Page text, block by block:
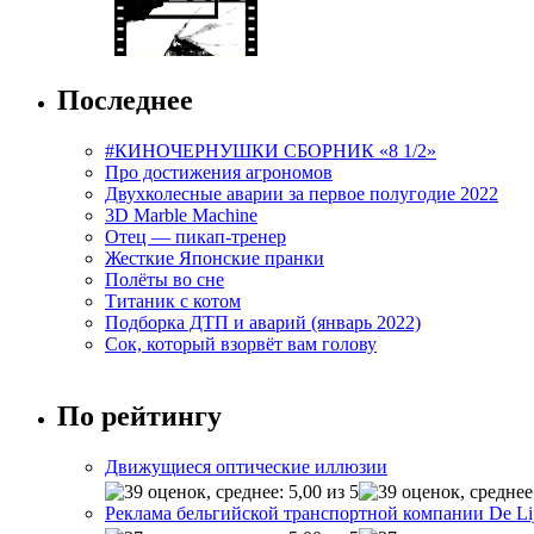
Последнее
#КИНОЧЕРНУШКИ СБОРНИК «8 1/2»
Про достижения агрономов
Двухколесные аварии за первое полугодие 2022
3D Marble Machine
Отец — пикап-тренер
Жесткие Японские пранки
Полёты во сне
Титаник с котом
Подборка ДТП и аварий (январь 2022)
Сок, который взорвёт вам голову
По рейтингу
Движущиеся оптические иллюзии
Реклама бельгийской транспортной компании De